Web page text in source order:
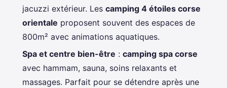
jacuzzi extérieur. Les camping 4 étoiles corse
orientale proposent souvent des espaces de
800m² avec animations aquatiques.
Spa et centre bien-être : camping spa corse
avec hammam, sauna, soins relaxants et
massages. Parfait pour se détendre après une